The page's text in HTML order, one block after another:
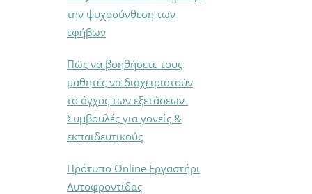
την ψυχοσύνθεση των
εφήβων
Πώς να βοηθήσετε τους
μαθητές να διαχειριστούν
το άγχος των εξετάσεων-
Συμβουλές για γονείς &
εκπαιδευτικούς
Πρότυπο Online Εργαστήρι
Αυτοφροντίδας